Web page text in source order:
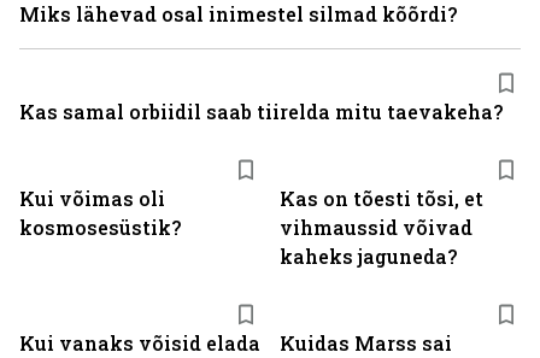
Kui võimas oli
kosmosesüstik?
Kas on tõesti tõsi, et
vihmaussid võivad
kaheks jaguneda?
Kui vanaks võisid elada
Kuidas Marss sai
Miks lähevad osal inimestel silmad kõõrdi?
Kas samal orbiidil saab tiirelda mitu taevakeha?